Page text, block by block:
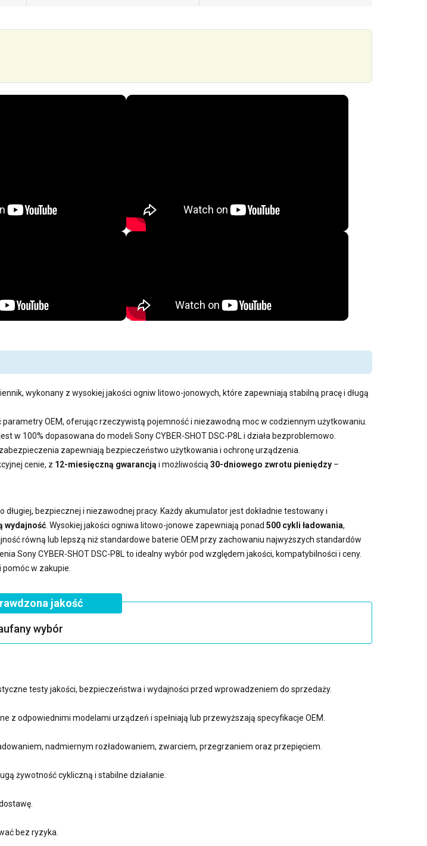
wykonany z wysokiej jakości ogniw litowo-jonowych, które zapewniają stabilną pracę i długą
OEM, oferując rzeczywistą pojemność i niezawodną moc w codziennym użytkowaniu.
100% dopasowana do modeli Sony CYBER-SHOT DSC-P8L i działa bezproblemowo.
zapewniają bezpieczeństwo użytkowania i ochronę urządzenia.
cenie, z 12-miesięczną gwarancją i możliwością 30-dniowego zwrotu pieniędzy –
długiej, bezpiecznej i niezawodnej pracy. Każdy akumulator jest dokładnie testowany i
wydajność . Wysokiej jakości ogniwa litowo-jonowe zapewniają ponad 500 cykli ładowania,
równą lub lepszą niż standardowe baterie OEM przy zachowaniu najwyższych standardów
Sony CYBER-SHOT DSC-P8L to idealny wybór pod względem jakości, kompatybilności i ceny.
w zakupie.
jakość
wybór
testy jakości, bezpieczeństwa i wydajności przed wprowadzeniem do sprzedaży.
z odpowiednimi modelami urządzeń i spełniają lub przewyższają specyfikacje OEM.
nadmiernym rozładowaniem, zwarciem, przegrzaniem oraz przepięciem.
żywotność cykliczną i stabilne działanie.
bez ryzyka.